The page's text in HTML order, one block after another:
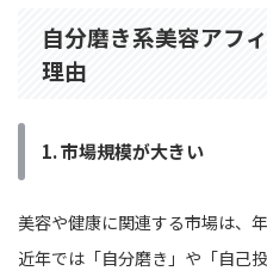
自分磨き系美容アフ
理由
1.市場規模が大きい
美容や健康に関連する市場は、
近年では「自分磨き」や「自己